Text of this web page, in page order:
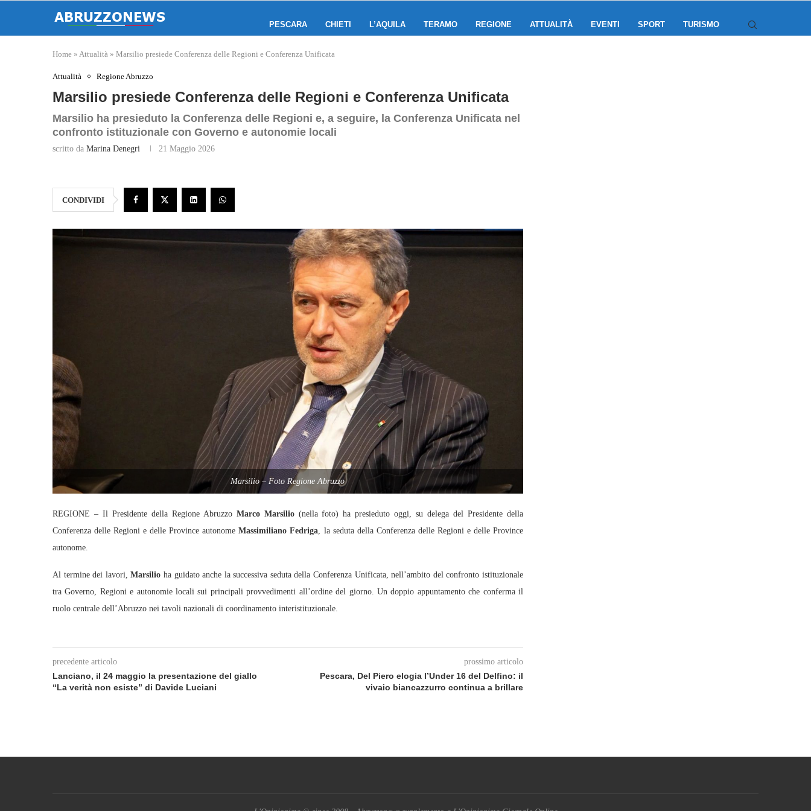
PESCARA CHIETI L’AQUILA TERAMO REGIONE ATTUALITÀ EVENTI SPORT TURISMO
Home » Attualità » Marsilio presiede Conferenza delle Regioni e Conferenza Unificata
Attualità Regione Abruzzo
Marsilio presiede Conferenza delle Regioni e Conferenza Unificata
Marsilio ha presieduto la Conferenza delle Regioni e, a seguire, la Conferenza Unificata nel
confronto istituzionale con Governo e autonomie locali
scritto da Marina Denegri 21 Maggio 2026
CONDIVIDI
Marsilio – Foto Regione Abruzzo
REGIONE – Il Presidente della Regione Abruzzo Marco Marsilio(nella foto) ha presieduto oggi, su delega del Presidente della
Conferenza delle Regioni e delle Province autonomeMassimiliano Fedriga , la seduta della Conferenza delle Regioni e delle Province
autonome.
Al termine dei lavori,Marsilio ha guidato anche la successiva seduta della Conferenza Unificata, nell’ambito del confronto istituzionale
tra Governo, Regioni e autonomie locali sui principali provvedimenti all’ordine del giorno. Un doppio appuntamento che conferma il
ruolo centrale dell’Abruzzo nei tavoli nazionali di coordinamento interistituzionale.
precedente articolo
Lanciano, il 24 maggio la presentazione del giallo
“La verità non esiste” di Davide Luciani
prossimo articolo
Pescara, Del Piero elogia l’Under 16 del Delfino: il
vivaio biancazzurro continua a brillare